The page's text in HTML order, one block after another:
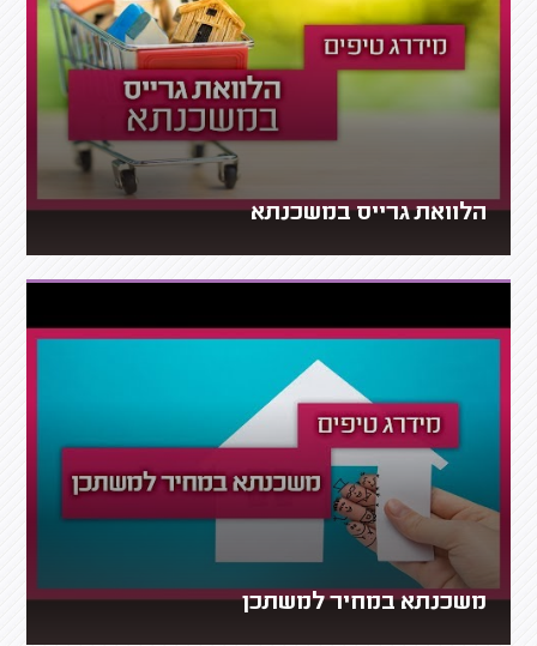
הלוואת גרייס במשכנתא
משכנתא במחיר למשתכן